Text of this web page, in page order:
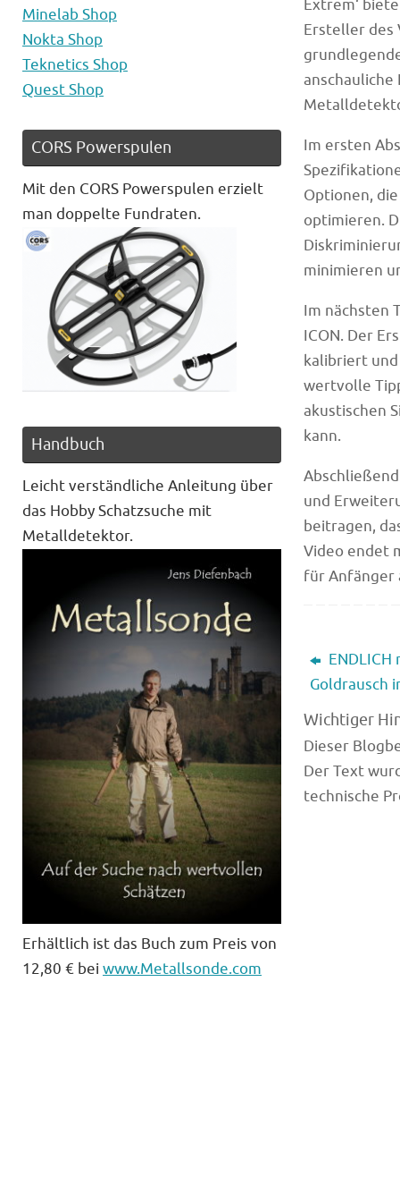
Extrem‘
Ersteller des
Im ersten
Optionen,
optimieren.
minimieren
Im nächsten
ICON. Der
kalibriert
wertvolle
akustischen
kann.
und
beitragen,
Video endet
für Anfänger
ENDLICH
Goldrausch
Wichtiger
Dieser
Der Text
technische
Minelab Shop
Nokta Shop
Teknetics Shop
Quest Shop
CORS Powerspulen
Mit den CORS Powerspulen erzielt
man doppelte Fundraten.
Handbuch
Leicht verständliche Anleitung über
das Hobby Schatzsuche mit
Metalldetektor.
Erhältlich ist das Buch zum Preis von
12,80 € bei www.Metallsonde.com